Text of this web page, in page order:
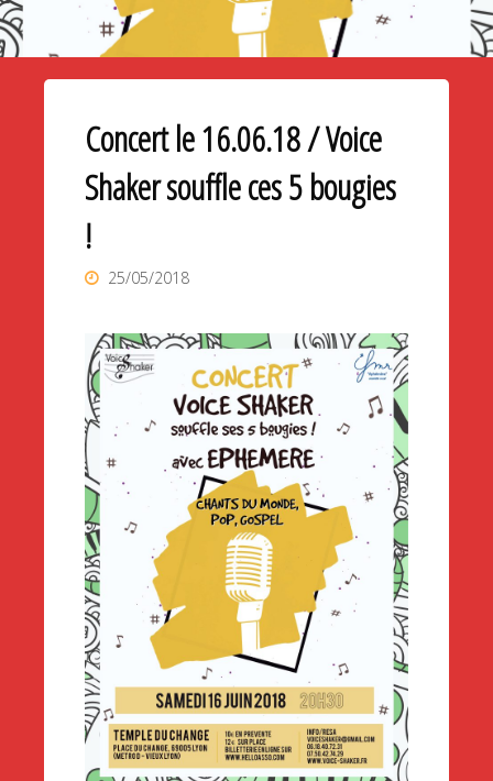
Concert le 16.06.18 / Voice
Shaker souffle ces 5 bougies
!
25/05/2018